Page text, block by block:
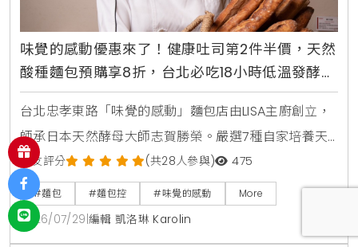
味覺的感動優惠來了！健康吐司第2件半價，天然
酸種麵包預購享8折，台北必吃18小時低溫發酵麵
包
台北忠孝東路「味覺的感動」麵包店由LISA主廚創立，
師承日本天然酵母大師志賀勝榮。嚴選7種自家培養天
然酵母與18小時低溫發酵工藝，主打不脹氣、無添加的
健康吐司、104%高加水核桃起司農夫麵包與蕃茄乳酪酸
種麵包。即日起推出健康吐司第2件半價、天然酸種麵
包預購8折優惠
網友評分 (共28人參與) 475
#麵包 #麵包控 #味覺的感動 More
2026/07/29 編輯 凱洛琳 Karolin